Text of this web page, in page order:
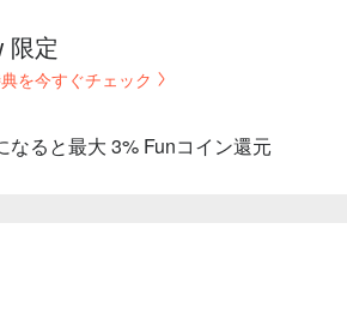
限定
を今すぐチェック
なると最大 3% Funコイン還元